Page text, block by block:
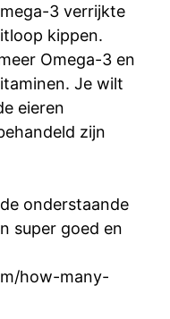
3 verrijkte
kippen.
Omega-3 en
Je wilt
eieren
zijn
onderstaande
super goed en
how-many-